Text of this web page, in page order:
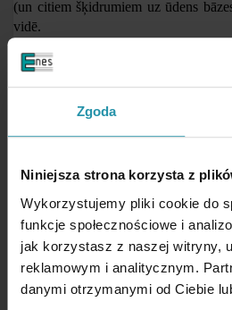
Zgoda
Niniejsza strona korzysta z
Wykorzystujemy pliki cookie do
funkcje społecznościowe i
jak korzystasz z naszej witryny,
reklamowym i analitycznym.
danymi otrzymanymi od Ciebie
(un citiem šķidrumiem uz ūdens
vidē.
sūtiet mums pieprasījumu.
Uzmanību! Neuzmanīga apiešanās
ievainojumus !